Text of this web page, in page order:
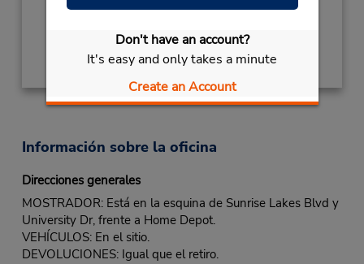
Don't have an account?
It's easy and only takes a minute
Create an Account
Información sobre la oficina
Direcciones generales
MOSTRADOR: Está en la esquina de Sunrise Lakes Blvd y
University Dr, frente a Home Depot.
VEHÍCULOS: En el sitio.
DEVOLUCIONES: Igual que el retiro.